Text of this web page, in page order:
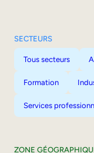
SECTEURS
Tous secteurs
Formation
Services
ZONE